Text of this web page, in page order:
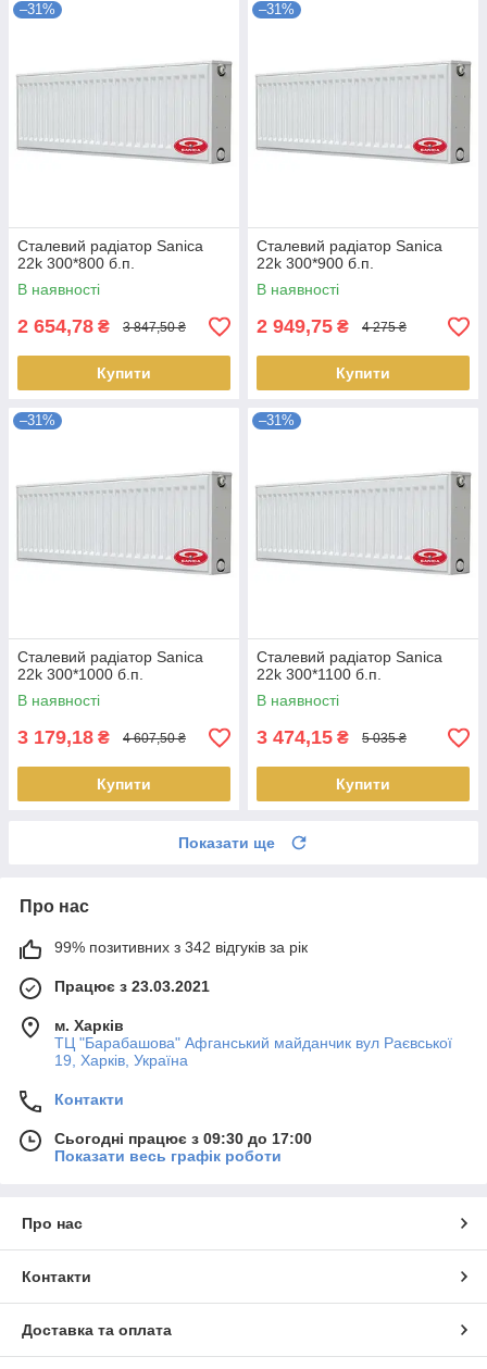
–31%
Сталевий радіатор Sanica
22k 300*800 б.п.
В наявності
2 654,78 ₴ 3 847,50 ₴
Купити
–31%
Сталевий радіатор Sanica
22k 300*900 б.п.
В наявності
2 949,75 ₴ 4 275 ₴
Купити
–31%
Сталевий радіатор Sanica
22k 300*1000 б.п.
В наявності
3 179,18 ₴ 4 607,50 ₴
Купити
–31%
Сталевий радіатор Sanica
22k 300*1100 б.п.
В наявності
3 474,15 ₴ 5 035 ₴
Купити
Показати ще
Про нас
99% позитивних з 342 відгуків за рік
Працює з 23.03.2021
м. Харків
ТЦ "Барабашова" Афганський майданчик вул Раєвської
19, Харків, Україна
Контакти
Сьогодні працює з 09:30 до 17:00
Показати весь графік роботи
Про нас
Контакти
Доставка та оплата